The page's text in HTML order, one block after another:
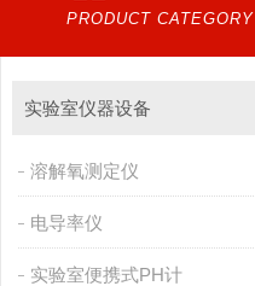
PRODUCT CATEGORY
实验室仪器设备
溶解氧测定仪
电导率仪
实验室便携式PH计